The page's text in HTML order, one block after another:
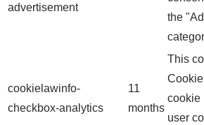
advertisement
the
cookielawinfo-
checkbox-analytics
11
months
This
cookie
user